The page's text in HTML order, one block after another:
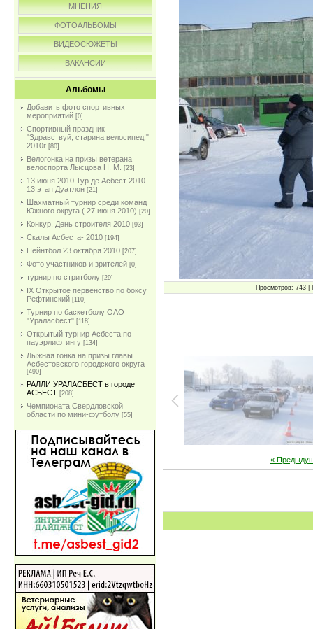
МНЕНИЯ
ФОТОАЛЬБОМЫ
ВИДЕОСЮЖЕТЫ
ВАКАНСИИ
Альбомы
Добавить фото спортивных
мероприятий [0]
Спортивный праздник
"Здравствуй, старина велосипед!"
2010г [80]
Велогонка на призы ветерана
велоспорта Лысцова Н. М.
[23]
13 июня 2010 Тур де Асбест 2010
13 этап Дуатлон [21]
Шахматный турнир среди команд
Южного округа ( 27 июня 2010) [20]
Конкур. День строителя 2010 [93]
Скалы Асбеста- 2010 [194]
Пейнтбол 23 октября 2010 [207]
Фото участников и зрителей [0]
турнир по стритболу [29]
IX Открытое первенство по боксу
Рефтинский [110]
Турнир по баскетболу ОАО
"Ураласбест" [118]
Открытый турнир Асбеста по
пауэрлифтингу [134]
Лыжная гонка на призы главы
Асбестовского городского округа
[490]
РАЛЛИ УРАЛАСБЕСТ в городе
АСБЕСТ [208]
Чемпионата Свердловской
области по мини-футболу [55]
Просмотров: 743 |
«